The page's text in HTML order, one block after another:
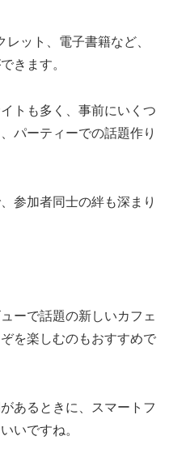
ット、電子書籍など、
きます。
トも多く、事前にいくつ
パーティーでの話題作り
参加者同士の絆も深まり
ーで話題の新しいカフェ
を楽しむのもおすすめで
あるときに、スマートフ
いですね。